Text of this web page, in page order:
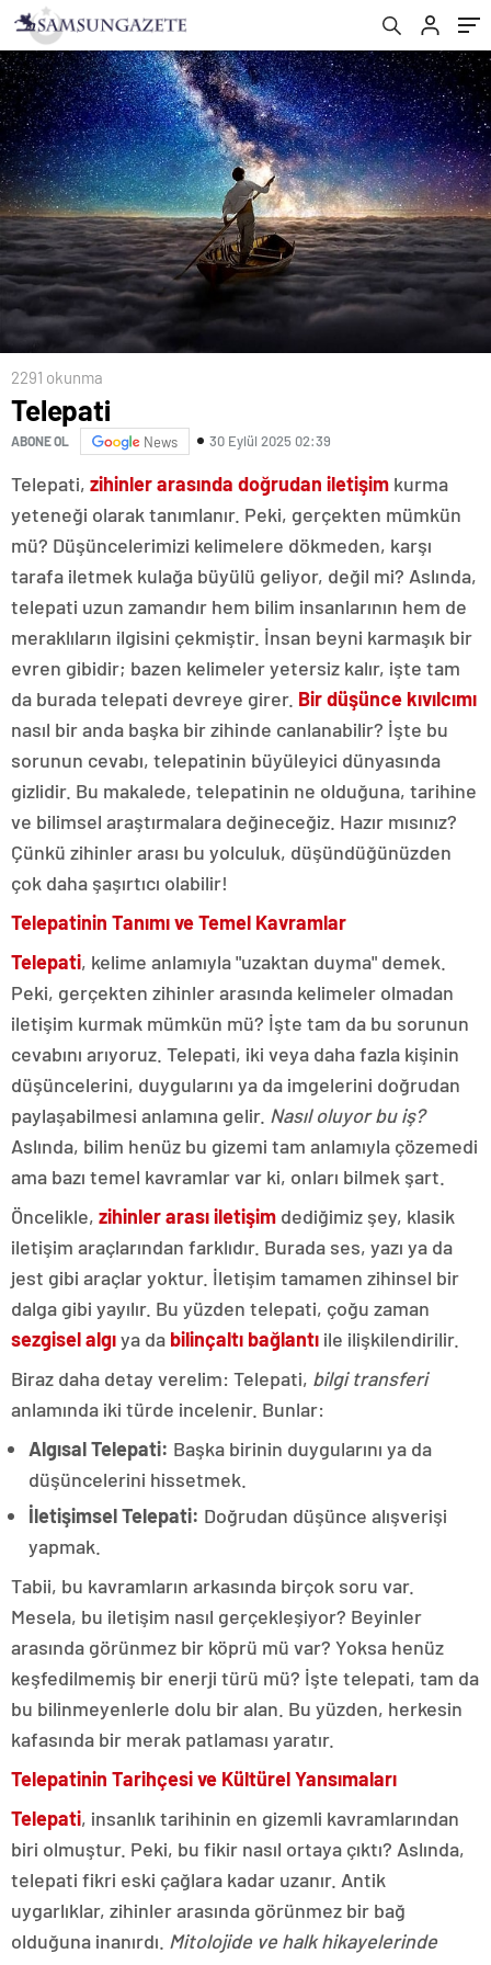
2291 okunma
Telepati
ABONE OL News 30 Eylül 2025 02:39
Telepati, zihinler arasında doğrudan iletişim kurma
yeteneği olarak tanımlanır. Peki, gerçekten mümkün
mü? Düşüncelerimizi kelimelere dökmeden, karşı
tarafa iletmek kulağa büyülü geliyor, değil mi? Aslında,
telepati uzun zamandır hem bilim insanlarının hem de
meraklıların ilgisini çekmiştir. İnsan beyni karmaşık bir
evren gibidir; bazen kelimeler yetersiz kalır, işte tam
da burada telepati devreye girer. Bir düşünce kıvılcımı
nasıl bir anda başka bir zihinde canlanabilir? İşte bu
sorunun cevabı, telepatinin büyüleyici dünyasında
gizlidir. Bu makalede, telepatinin ne olduğuna, tarihine
ve bilimsel araştırmalara değineceğiz. Hazır mısınız?
Çünkü zihinler arası bu yolculuk, düşündüğünüzden
çok daha şaşırtıcı olabilir!
Telepatinin Tanımı ve Temel Kavramlar
Telepati, kelime anlamıyla "uzaktan duyma" demek.
Peki, gerçekten zihinler arasında kelimeler olmadan
iletişim kurmak mümkün mü? İşte tam da bu sorunun
cevabını arıyoruz. Telepati, iki veya daha fazla kişinin
düşüncelerini, duygularını ya da imgelerini doğrudan
paylaşabilmesi anlamına gelir. Nasıl oluyor bu iş?
Aslında, bilim henüz bu gizemi tam anlamıyla çözemedi
ama bazı temel kavramlar var ki, onları bilmek şart.
Öncelikle, zihinler arası iletişim dediğimiz şey, klasik
iletişim araçlarından farklıdır. Burada ses, yazı ya da
jest gibi araçlar yoktur. İletişim tamamen zihinsel bir
dalga gibi yayılır. Bu yüzden telepati, çoğu zaman
sezgisel algıya da bilinçaltı bağlantı ile ilişkilendirilir.
Biraz daha detay verelim: Telepati, bilgi transferi
anlamında iki türde incelenir. Bunlar:
Algısal Telepati: Başka birinin duygularını ya da
düşüncelerini hissetmek.
İletişimsel Telepati: Doğrudan düşünce alışverişi
yapmak.
Tabii, bu kavramların arkasında birçok soru var.
Mesela, bu iletişim nasıl gerçekleşiyor? Beyinler
arasında görünmez bir köprü mü var? Yoksa henüz
keşfedilmemiş bir enerji türü mü? İşte telepati, tam da
bu bilinmeyenlerle dolu bir alan. Bu yüzden, herkesin
kafasında bir merak patlaması yaratır.
Telepatinin Tarihçesi ve Kültürel Yansımaları
Telepati, insanlık tarihinin en gizemli kavramlarından
biri olmuştur. Peki, bu fikir nasıl ortaya çıktı? Aslında,
telepati fikri eski çağlara kadar uzanır. Antik
uygarlıklar, zihinler arasında görünmez bir bağ
olduğuna inanırdı. Mitolojide ve halk hikayelerinde